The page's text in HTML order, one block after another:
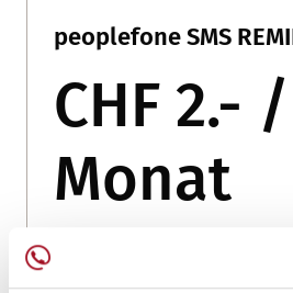
peoplefone SMS
CHF 2.- /
Monat
Der peoplefone SMS